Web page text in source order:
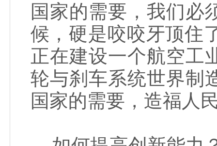
国家的需要，我们必
候，硬是咬咬牙顶住
正在建设一个航空工
轮与刹车系统世界制
国家的需要，造福人